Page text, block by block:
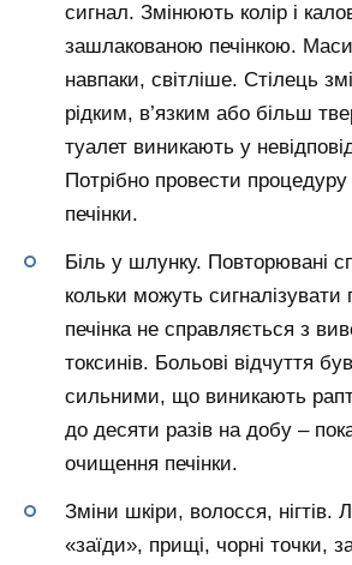
сигнал. Змінюють колір і
зашлакованою печінкою.
навпаки, світліше. Стілець
рідким, в’язким або більш
туалет виникають у
Потрібно провести
печінки.
Біль у шлунку. Повторювані
кольки можуть
печінка не справляється з
токсинів. Больові відчуття
сильними, що виникають
до десяти разів на добу –
очищення печінки.
Зміни шкіри, волосся, нігтів.
«заїди», прищі, чорні точки,